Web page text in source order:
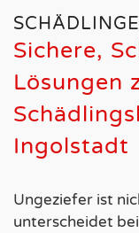
Sichere,
Lösungen
Ingolstadt
Ungeziefer ist
unterscheidet